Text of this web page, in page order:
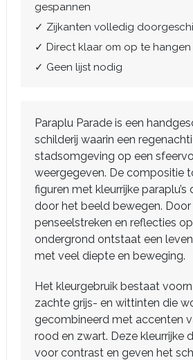
gespannen
✓ Zijkanten volledig
✓ Direct klaar om op te hangen
✓ Geen lijst nodig
Paraplu Parade is een
schilderij waarin een
stadsomgeving op een
weergegeven. De compositie
figuren met kleurrijke paraplu’s
door het beeld bewegen.
penseelstreken en reflecties
ondergrond ontstaat een
met veel diepte en beweging.
Het kleurgebruik bestaat
zachte grijs- en wittinten die
gecombineerd met accenten
rood en zwart. Deze kleurrijke
voor contrast en geven het